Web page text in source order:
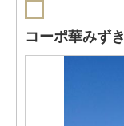
コーポ華みずき